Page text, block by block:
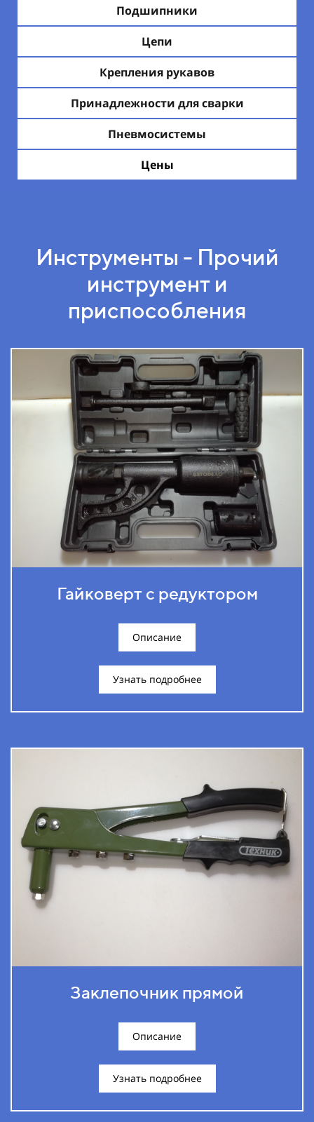
Подшипники
Цепи
Крепления рукавов
Принадлежности для сварки
Пневмосистемы
Цены
Инструменты - Прочий
инструмент и
приспособления
Гайковерт с редуктором
Описание
Узнать подробнее
Заклепочник прямой
Описание
Узнать подробнее